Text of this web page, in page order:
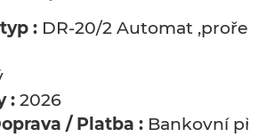
: DR-20/2 Automat ,prořez
: 2026
/ Platba : Bankovní